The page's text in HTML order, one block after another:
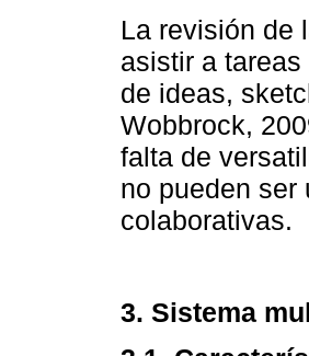
La revisión de
asistir a
de ideas,
Wobbrock,
falta de
no pueden ser
colaborativas.
3. Sistema